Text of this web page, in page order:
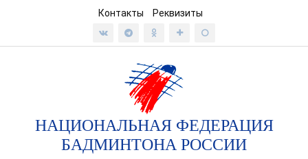
Контакты Реквизиты
НАЦИОНАЛЬНАЯ ФЕДЕРАЦИЯ
БАДМИНТОНА РОССИИ